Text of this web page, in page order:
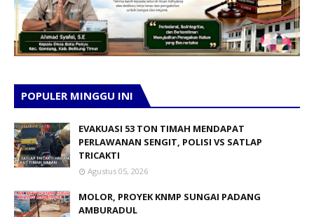
POPULER MINGGU INI
EVAKUASI 53 TON TIMAH MENDAPAT
PERLAWANAN SENGIT, POLISI VS SATLAP
TRICAKTI
Agustus 05, 2026
MOLOR, PROYEK KNMP SUNGAI PADANG
AMBURADUL